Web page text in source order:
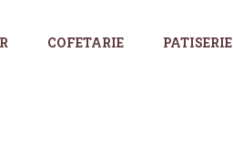
COFETARIE PATISERIE